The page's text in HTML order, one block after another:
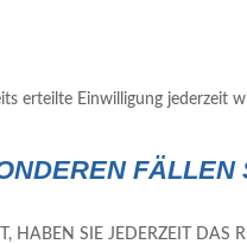
erteilte Einwilligung jederzeit
FÄLLEN
HABEN SIE JEDERZEIT DAS